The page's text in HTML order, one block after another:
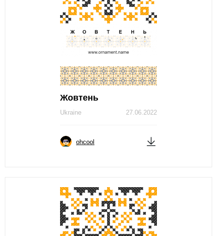
Жовтень
27.06.2022
Ukraine
ohcool